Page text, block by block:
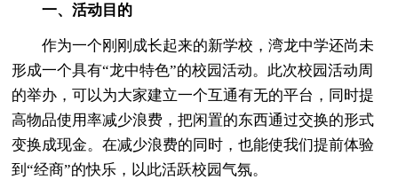
一、活动目的
作为一个刚刚成长起来的新学校，湾龙中学还尚未
形成一个具有“龙中特色”的校园活动。此次校园活动周
的举办，可以为大家建立一个互通有无的平台，同时提
高物品使用率减少浪费，把闲置的东西通过交换的形式
变换成现金。在减少浪费的同时，也能使我们提前体验
到“经商”的快乐，以此活跃校园气氛。